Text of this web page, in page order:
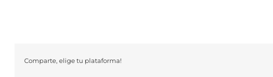
Comparte, elige tu plataforma!